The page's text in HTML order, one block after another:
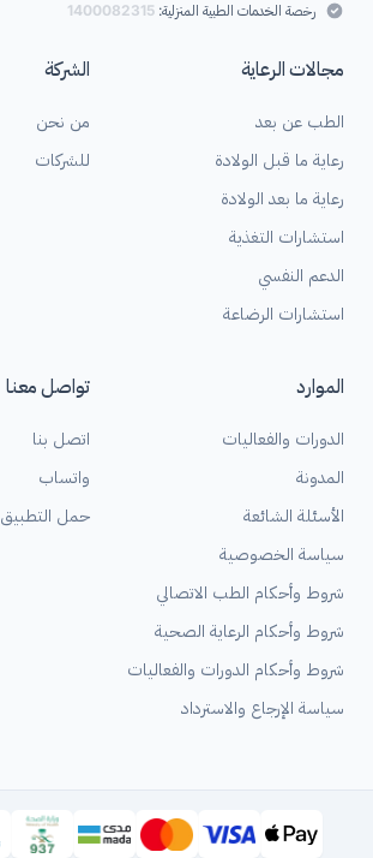
رخصة الخدمات الطبية المنزلية: 1400082315
مجالات الرعاية
الطب عن بعد
رعاية ما قبل الولادة
رعاية ما بعد الولادة
استشارات التغذية
الدعم النفسي
استشارات الرضاعة
الشركة
من نحن
للشركات
الموارد
الدورات والفعاليات
المدونة
الأسئلة الشائعة
سياسة الخصوصية
شروط وأحكام الطب الاتصالي
شروط وأحكام الرعاية الصحية
شروط وأحكام الدورات والفعاليات
سياسة الإرجاع والاسترداد
تواصل معنا
اتصل بنا
واتساب
حمل التطبيق